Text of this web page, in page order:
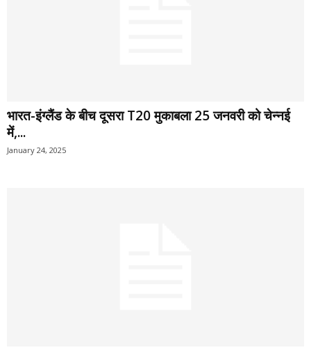
भारत-इंग्लैंड के बीच दूसरा T20 मुकाबला 25 जनवरी को चेन्नई
में,...
January 24, 2025